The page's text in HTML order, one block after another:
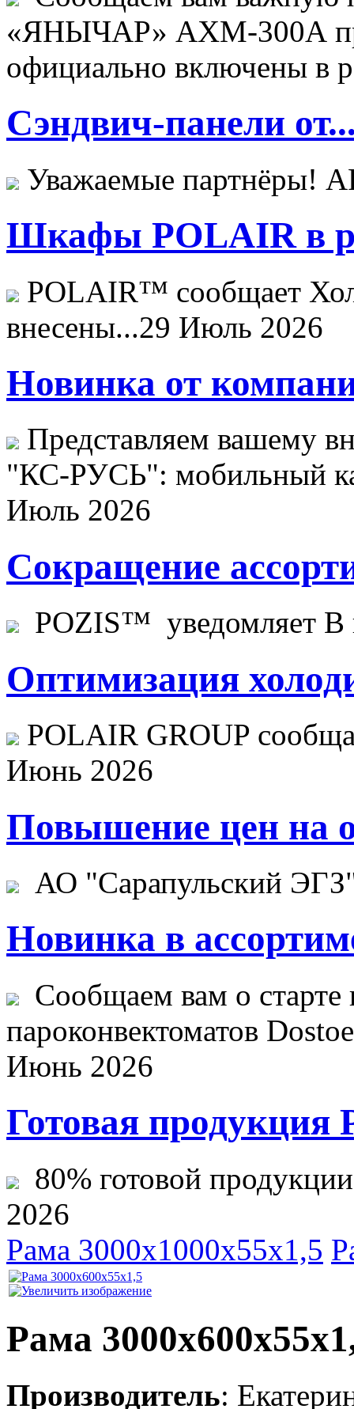
«ЯНЫЧАР» АХМ-300А
официально включены в
Сэндвич-панели
Уважаемые
Шкафы POLAIR в
POLAIR™ сообщает
внесены...29 Июль 2026
Новинка от
Представляем вашему
"КС-РУСЬ": мобильный
Июль 2026
Сокращение
POZIS™ уведомляет В
Оптимизация
POLAIR GROUP
Июнь 2026
Повышение цен на
АО "Сарапульский
Новинка в
Сообщаем вам о старте
пароконвектоматов
Июнь 2026
Готовая продукция
80% готовой
2026
Рама 3000х1000х55х1,5
Рама
Производитель: